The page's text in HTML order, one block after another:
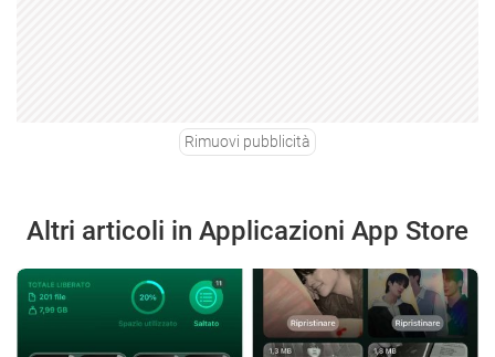
Rimuovi pubblicità
Altri articoli in Applicazioni App Store